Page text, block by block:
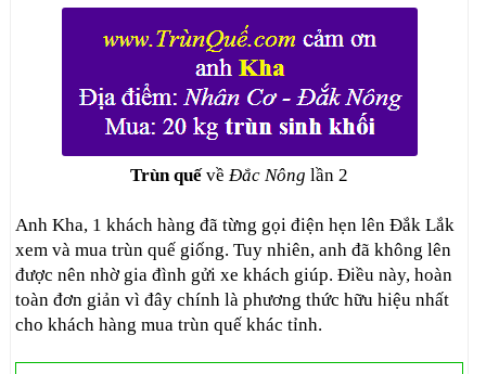
Trùn quếvềĐắc Nông lần 2
Anh Kha, 1 khách hàng đã từng gọi điện hẹn lên Đắk Lắk
xem và mua trùn quế giống. Tuy nhiên, anh đã không lên
được nên nhờ gia đình gửi xe khách giúp. Điều này, hoàn
toàn đơn giản vì đây chính là phương thức hữu hiệu nhất
cho khách hàng mua trùn quế khác tỉnh.